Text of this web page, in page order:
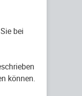
bei
können.